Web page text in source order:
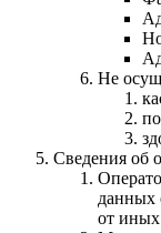
Не
Сведения об
данных
от